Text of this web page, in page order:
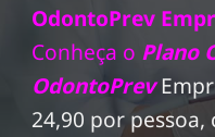
OdontoPrev
Conheça o Plano
OdontoPrev
24,90 por